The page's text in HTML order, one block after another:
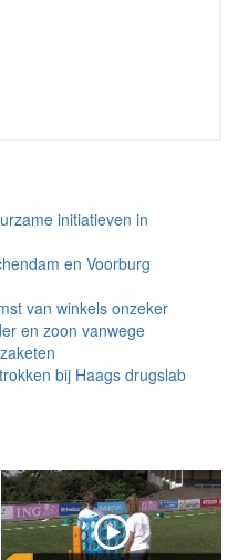
initiatieven in
en Voorburg
van winkels onzeker
en zoon vanwege
bij Haags drugslab